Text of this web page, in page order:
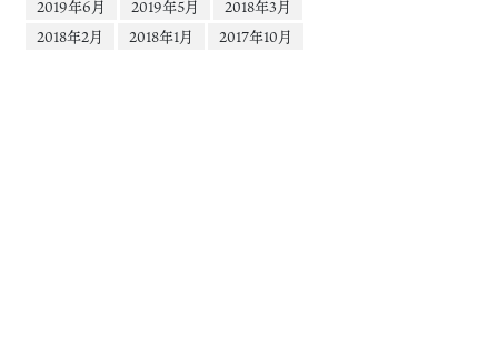
2019年6月
2019年5月
2018年3月
2018年2月
2018年1月 2017年10月